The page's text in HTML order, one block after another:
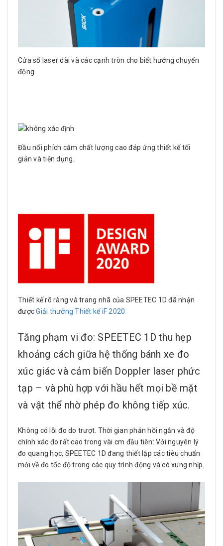
Cửa sổ laser dài và các cạnh tròn cho biết hướng chuyển
động.
Đầu nối phích cắm chất lượng cao đáp ứng thiết kế tối
giản và tiện dụng.
Thiết kế rõ ràng và trang nhã của SPEETEC 1D đã nhận
đượcGiải thưởng Thiết kế iF 2020
Tăng phạm vi đo: SPEETEC 1D thu hẹp
khoảng cách giữa hệ thống bánh xe đo
xúc giác và cảm biến Doppler laser phức
tạp – và phù hợp với hầu hết mọi bề mặt
và vật thể nhờ phép đo không tiếp xúc.
Không có lỗi đo do trượt. Thời gian phản hồi ngắn và độ
chính xác đo rất cao trong vài cm đầu tiên: Với nguyên lý
đo quang học, SPEETEC 1D đang thiết lập các tiêu chuẩn
mới về đo tốc độ trong các quy trình động và có xung nhịp.